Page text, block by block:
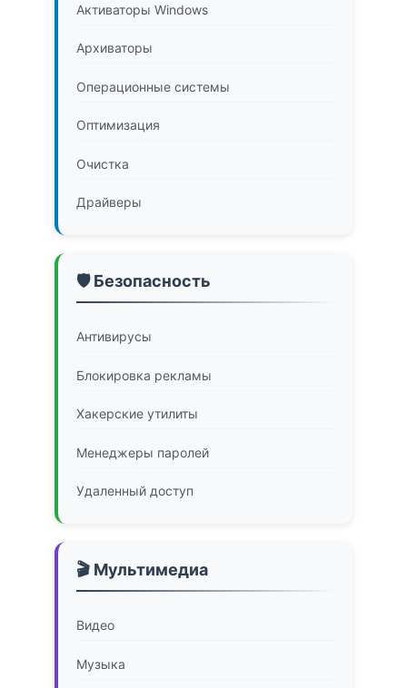
Активаторы Windows
Архиваторы
Операционные системы
Оптимизация
Очистка
Драйверы
🛡️ Безопасность
Антивирусы
Блокировка рекламы
Хакерские утилиты
Менеджеры паролей
Удаленный доступ
🎬 Мультимедиа
Видео
Музыка